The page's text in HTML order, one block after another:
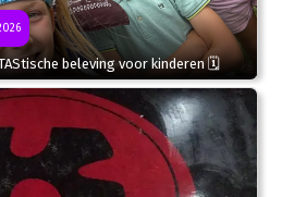
beleving voor kinderen 🗓